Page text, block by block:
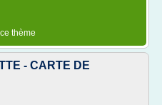
thème
- CARTE DE